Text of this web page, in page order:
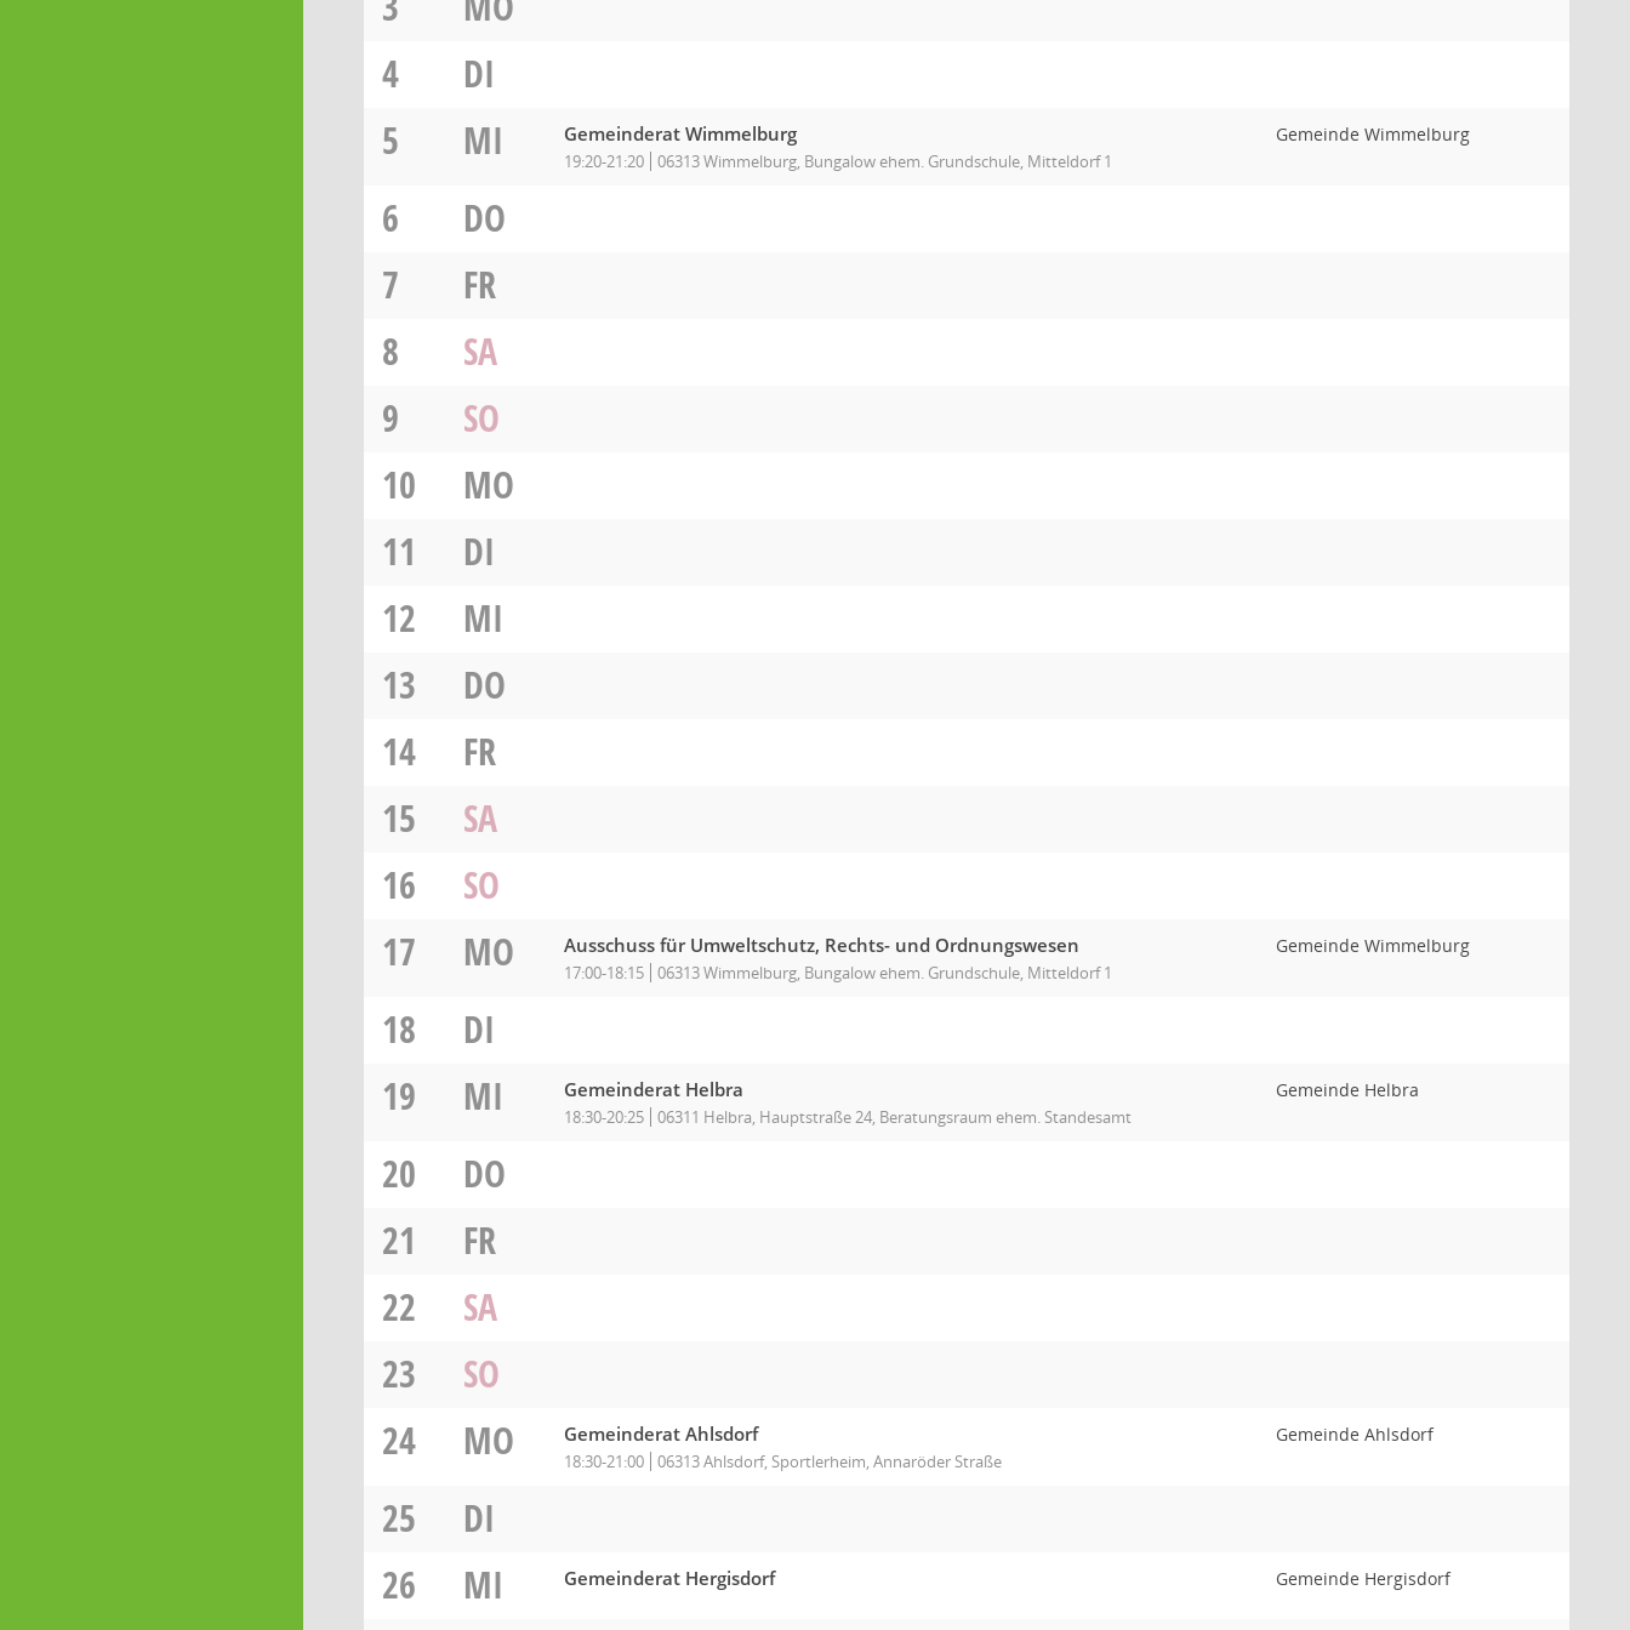
4
DI
5
MI Gemeinderat Wimmelburg
19:20-21:20 06313 Wimmelburg, Bungalow ehem. Grundschule, Mitteldorf 1
Gemeinde Wimmelburg
6
DO
7
FR
8
SA
9
SO
10
MO
11
DI
12
MI
13
DO
14
FR
15
SA
16
SO
17
MO Ausschuss für Umweltschutz, Rechts- und Ordnungswesen
17:00-18:15 06313 Wimmelburg, Bungalow ehem. Grundschule, Mitteldorf 1
Gemeinde Wimmelburg
18
DI
19
MI Gemeinderat Helbra
18:30-20:25 06311 Helbra, Hauptstraße 24, Beratungsraum ehem. Standesamt
Gemeinde Helbra
20
DO
21
FR
22
SA
23
SO
24
MO Gemeinderat Ahlsdorf
18:30-21:00 06313 Ahlsdorf, Sportlerheim, Annaröder Straße
Gemeinde Ahlsdorf
25
DI
26
MI Gemeinderat Hergisdorf Gemeinde Hergisdorf